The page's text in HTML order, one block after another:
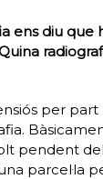
ens diu que
per
pendent
parcel·la